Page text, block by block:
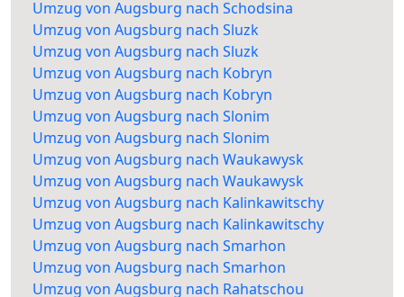
Umzug von Augsburg nach Schodsina
Umzug von Augsburg nach Sluzk
Umzug von Augsburg nach Sluzk
Umzug von Augsburg nach Kobryn
Umzug von Augsburg nach Kobryn
Umzug von Augsburg nach Slonim
Umzug von Augsburg nach Slonim
Umzug von Augsburg nach Waukawysk
Umzug von Augsburg nach Waukawysk
Umzug von Augsburg nach Kalinkawitschy
Umzug von Augsburg nach Kalinkawitschy
Umzug von Augsburg nach Smarhon
Umzug von Augsburg nach Smarhon
Umzug von Augsburg nach Rahatschou